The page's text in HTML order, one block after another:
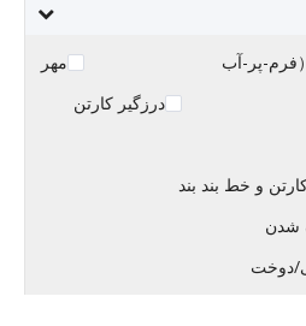
مهر
درزگیر کارتن
و خط بند بند
شدن
دوخت